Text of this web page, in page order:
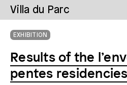
Villa du Parc
EXHIBITION
Results of the
pentes residencies